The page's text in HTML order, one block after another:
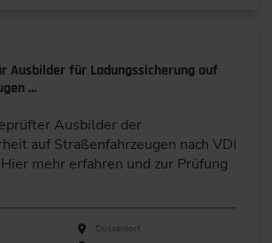
Ausbilder für Ladungssicherung auf
…
Ausbilder der
auf Straßenfahrzeugen nach VDI
mehr erfahren und zur Prüfung
Veranstaltungsort
Düsseldorf